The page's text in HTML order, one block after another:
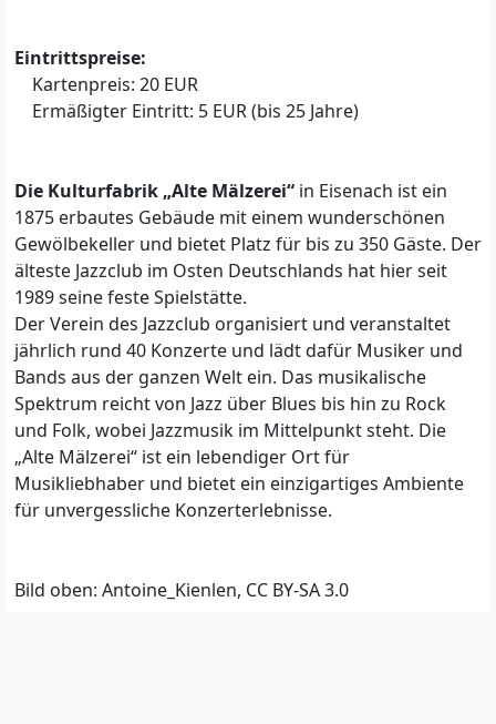
Eintrittspreise:
Kartenpreis: 20 EUR
Ermäßigter Eintritt: 5 EUR (bis 25 Jahre)
Die Kulturfabrik „Alte Mälzerei“ in Eisenach ist ein
1875 erbautes Gebäude mit einem wunderschönen
Gewölbekeller und bietet Platz für bis zu 350 Gäste. Der
älteste Jazzclub im Osten Deutschlands hat hier seit
1989 seine feste Spielstätte.
Der Verein des Jazzclub organisiert und veranstaltet
jährlich rund 40 Konzerte und lädt dafür Musiker und
Bands aus der ganzen Welt ein. Das musikalische
Spektrum reicht von Jazz über Blues bis hin zu Rock
und Folk, wobei Jazzmusik im Mittelpunkt steht. Die
„Alte Mälzerei“ ist ein lebendiger Ort für
Musikliebhaber und bietet ein einzigartiges Ambiente
für unvergessliche Konzerterlebnisse.
Bild oben: Antoine_Kienlen, CC BY-SA 3.0